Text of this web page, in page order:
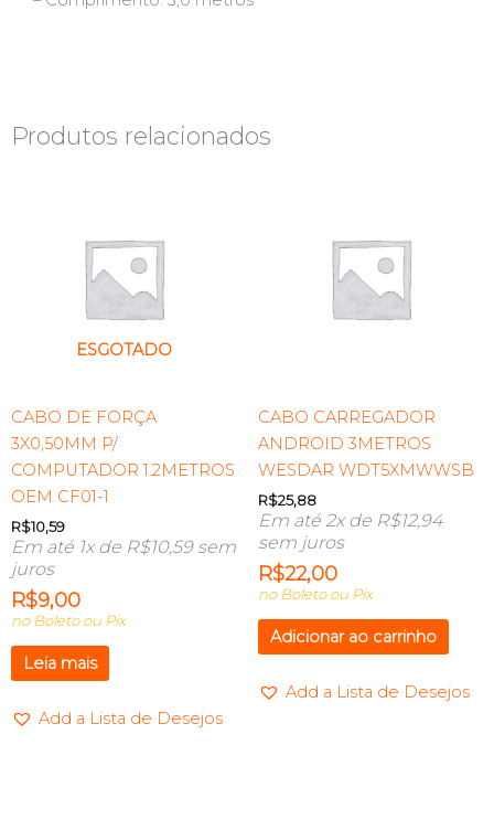
Produtos relacionados
ESGOTADO
CABO DE FORÇA
3X0,50MM P/
COMPUTADOR 1.2METROS
OEM CF01-1
R$10,59
Em até 1x de R$10,59sem
juros
R$9,00
no Boleto ou Pix
Leia mais
Add a Lista de Desejos
CABO CARREGADOR
ANDROID 3METROS
WESDAR WDT5XMWWSB
R$25,88
Em até 2x de R$12,94
sem juros
R$22,00
no Boleto ou Pix
Adicionar ao carrinho
Add a Lista de Desejos